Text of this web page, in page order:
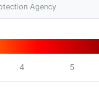
Agency
4 5